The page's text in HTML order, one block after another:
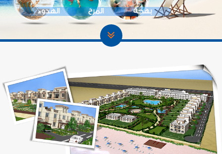
الهدوء المرح بهجة